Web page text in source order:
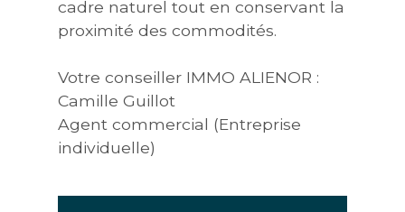
cadre naturel tout en conservant la
proximité des commodités.
Votre conseiller IMMO ALIENOR :
Camille Guillot
Agent commercial (Entreprise
individuelle)